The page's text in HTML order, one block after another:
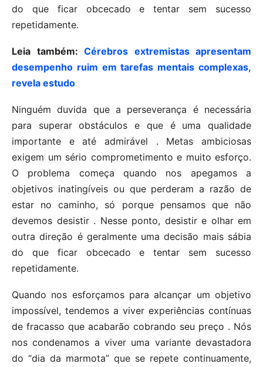
do que ficar obcecado e tentar sem sucesso
repetidamente.
Leia também: Cérebros extremistas apresentam
desempenho ruim em tarefas mentais complexas,
revela estudo
Ninguém duvida que a perseverança é necessária
para superar obstáculos e que é uma qualidade
importante e até admirável . Metas ambiciosas
exigem um sério comprometimento e muito esforço.
O problema começa quando nos apegamos a
objetivos inatingíveis ou que perderam a razão de
estar no caminho, só porque pensamos que não
devemos desistir . Nesse ponto, desistir e olhar em
outra direção é geralmente uma decisão mais sábia
do que ficar obcecado e tentar sem sucesso
repetidamente.
Quando nos esforçamos para alcançar um objetivo
impossível, tendemos a viver experiências contínuas
de fracasso que acabarão cobrando seu preço . Nós
nos condenamos a viver uma variante devastadora
do “dia da marmota” que se repete continuamente,